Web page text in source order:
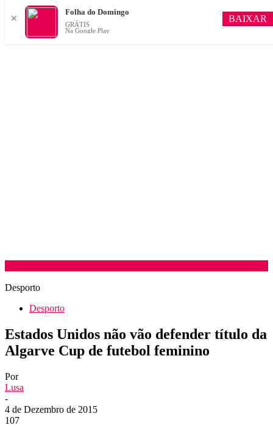
Desporto
Desporto
Estados Unidos não vão defender título da
Algarve Cup de futebol feminino
Por
Lusa
-
4 de Dezembro de 2015
107
✕
Folha do Domingo
GRÁTIS
Na Google Play
BAIXAR